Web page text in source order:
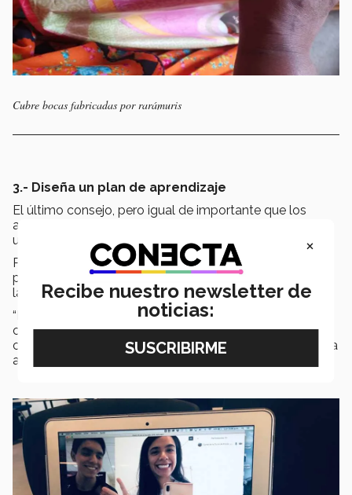
Cubre bocas fabricadas por rarámuris
3.- Diseña un plan de aprendizaje
El último consejo, pero igual de importante que los
anteriores es aprender las nuevas tecnologías que se
utilizan en estos momentos.
Para Cyndi el objetivo primordial es digitalizar los
procesos de tu proyecto, así como también aprender
las nuevas formas de comunicación.
“Es nuestra responsabilidad como humanos
capacitarnos en tecnología, para mejorar nuestra
comunicación con colaboradores, la digitalización no va
a retroceder después de esto” finalizó Cyndi.
×
Recibe nuestro newsletter de
noticias: